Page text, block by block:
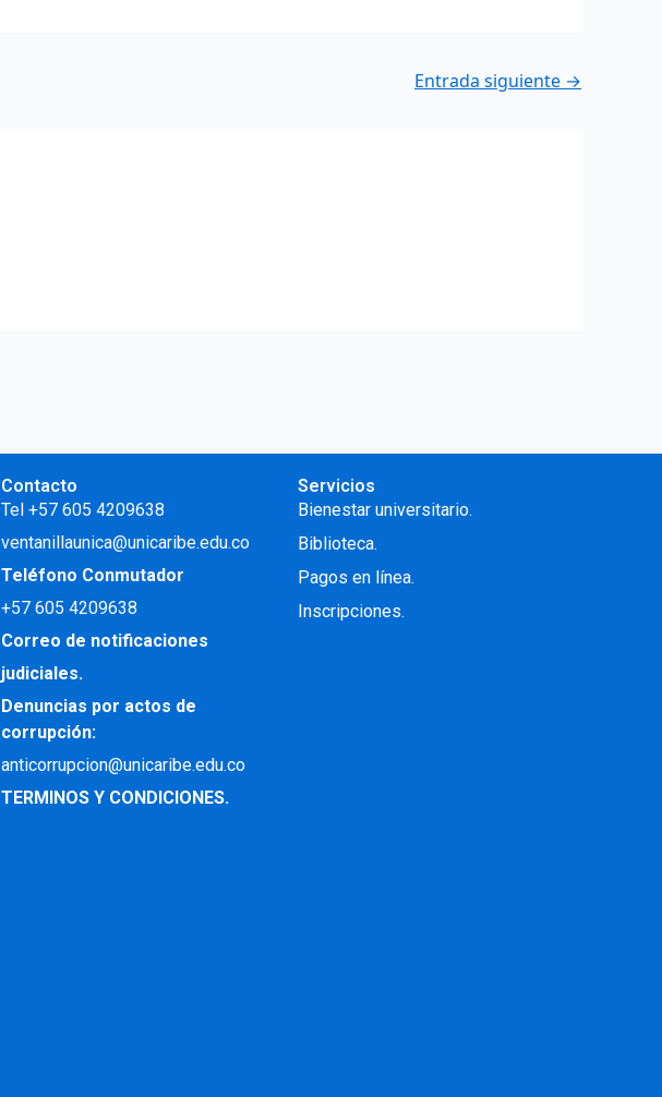
Entrada siguiente →
Contacto
Tel +57 605 4209638
ventanillaunica@unicaribe.edu.co
Teléfono Conmutador
+57605 4209638
Correo de notificaciones
judiciales.
Denuncias por actos de
corrupción:
anticorrupcion@unicaribe.edu.co
TERMINOS Y CONDICIONES.
Servicios
Bienestar universitario.
Biblioteca.
Pagos en línea.
Inscripciones.